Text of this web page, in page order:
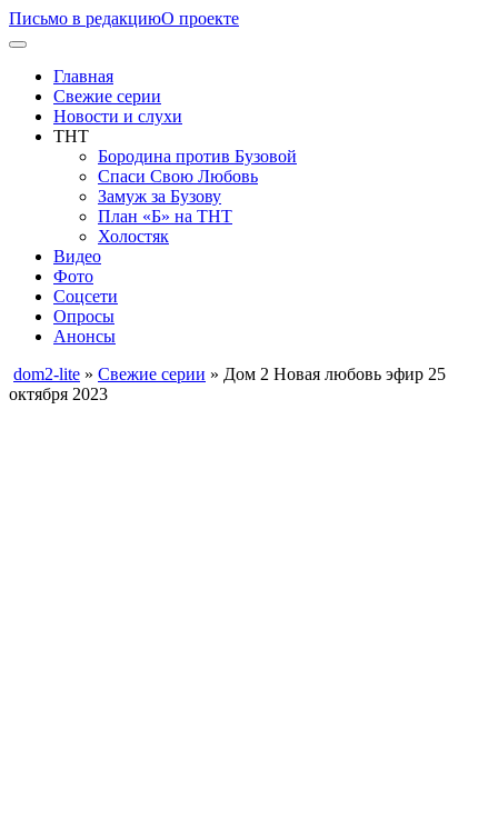
Письмо в редакциюО проекте
Главная
Свежие серии
Новости и слухи
ТНТ
Бородина против Бузовой
Спаси Свою Любовь
Замуж за Бузову
План «Б» на ТНТ
Холостяк
Видео
Фото
Соцсети
Опросы
Анонсы
dom2-lite » Свежие серии » Дом 2 Новая любовь эфир 25
октября 2023